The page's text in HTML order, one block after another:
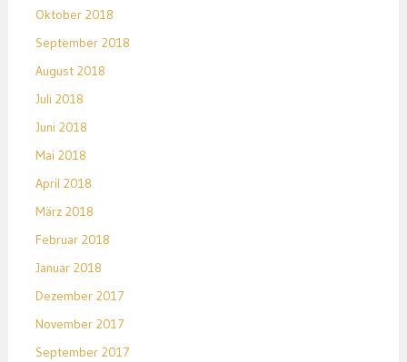
Oktober 2018
September 2018
August 2018
Juli 2018
Juni 2018
Mai 2018
April 2018
März 2018
Februar 2018
Januar 2018
Dezember 2017
November 2017
September 2017